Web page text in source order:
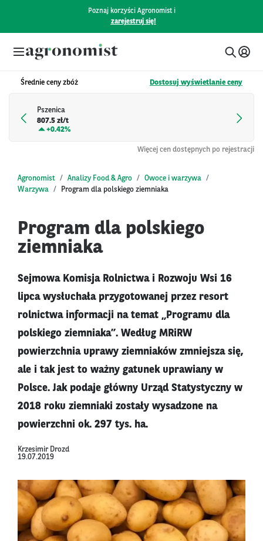
Poznaj korzyści Agronomist i
zarejestruj się!
Średnie ceny zbóż Dostosuj wyświetlanie ceny
Pszenica
807.5 zł/t
+0.42%
Więcej cen dostępnych po rejestracji
Agronomist Analizy Food & Agro
Owoce i warzywa
Warzywa
Program dla polskiego ziemniaka
Program dla polskiego
ziemniaka
Sejmowa Komisja Rolnictwa i Rozwoju Wsi 16
lipca wysłuchała przygotowanej przez resort
rolnictwa informacji na temat „Programu dla
polskiego ziemniaka”. Według MRiRW
powierzchnia uprawy ziemniaków zmniejsza się,
ale i tak jest to ważny gatunek uprawiany w
Polsce. Jak podaje główny Urząd Statystyczny w
2018 roku ziemniaki zostały wysadzone na
powierzchni ok. 297 tys. ha.
Krzesimir Drozd
19.07.2019